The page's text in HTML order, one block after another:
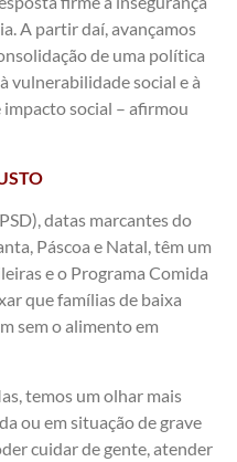
A partir daí, avançamos
de uma política
vulnerabilidade social e à
impacto social – afirmou
datas marcantes do
Páscoa e Natal, têm um
e o Programa Comida
que famílias de baixa
sem o alimento em
temos um olhar mais
ou em situação de grave
cuidar de gente, atender